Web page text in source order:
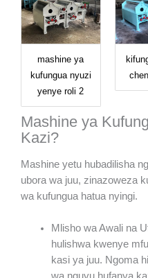
mashine ya
kufungua nyuzi
yenye roli 2
Mashine ya
Kazi?
Mashine yetu hubadilisha
ubora wa juu, zinazoweza
wa kufungua hatua nyingi.
Mlisho wa Awali na
hulishwa kwenye
kasi ya juu. Ngoma